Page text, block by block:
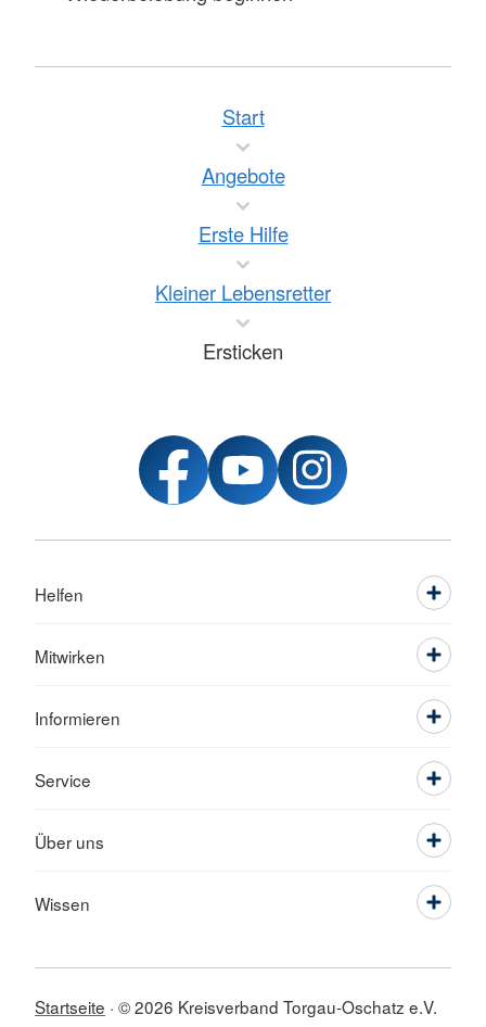
Start
Angebote
Erste Hilfe
Kleiner Lebensretter
Ersticken
Helfen
Mitwirken
Informieren
Service
Über uns
Wissen
Startseite © 2026 Kreisverband Torgau-Oschatz e.V.